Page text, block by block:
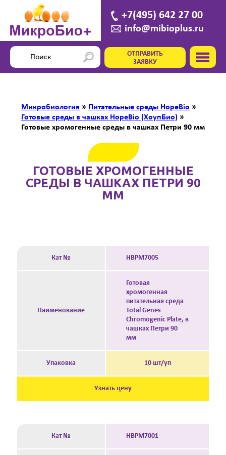
+7(495) 642 27 00
info@mibioplus.ru
ОТПРАВИТЬ
ЗАЯВКУ
Микробиология » Питательные среды HopeBio »
Готовые среды в чашках HopeBio (ХоупБио) »
Готовые хромогенные среды в чашках Петри 90 мм
ГОТОВЫЕ ХРОМОГЕННЫЕ
СРЕДЫ В ЧАШКАХ ПЕТРИ 90
ММ
Кат № HBPM7005
Наименование
Готовая
хромогенная
питательная среда
Total Genes
Chromogenic Plate, в
чашках Петри 90
мм
Упаковка 10 шт/уп
Узнать цену
Кат № HBPM7001